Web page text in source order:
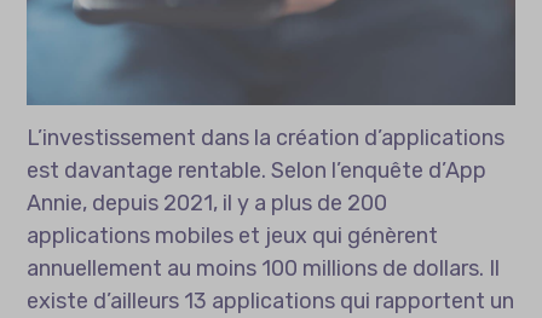
L’investissement dans la création d’applications
est davantage rentable. Selon l’enquête d’App
Annie, depuis 2021, il y a plus de 200
applications mobiles et jeux qui génèrent
annuellement au moins 100 millions de dollars. Il
existe d’ailleurs 13 applications qui rapportent un